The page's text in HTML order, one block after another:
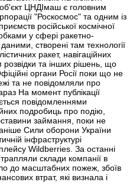
об'єкт ЦНДІмаш є головним
"Роскосмос" та одним із
російської космічної
у сфері ракетно-
створені там технології
ракет, навігаційних
розвідки та інших рішень, що
органи Росії поки що не
та не повідомляли про
На момент публікації
повідомленнями
подробиць про подію,
займання, поки не
Сили оборони України
інфраструктурі
Wildberries. За останні
склади компанії в
до масштабних пожеж, збоїв
втрат, які визнала і